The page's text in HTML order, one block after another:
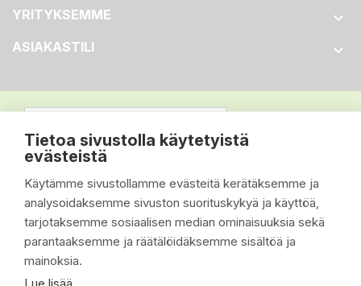
Tietoa sivustolla käytetyistä
evästeistä
Käytämme sivustollamme evästeitä kerätäksemme ja
analysoidaksemme sivuston suorituskykyä ja käyttöä,
tarjotaksemme sosiaalisen median ominaisuuksia sekä
parantaaksemme ja räätälöidäksemme sisältöä ja
mainoksia.
YRITYKSEMME 
ASIAKASTILI 